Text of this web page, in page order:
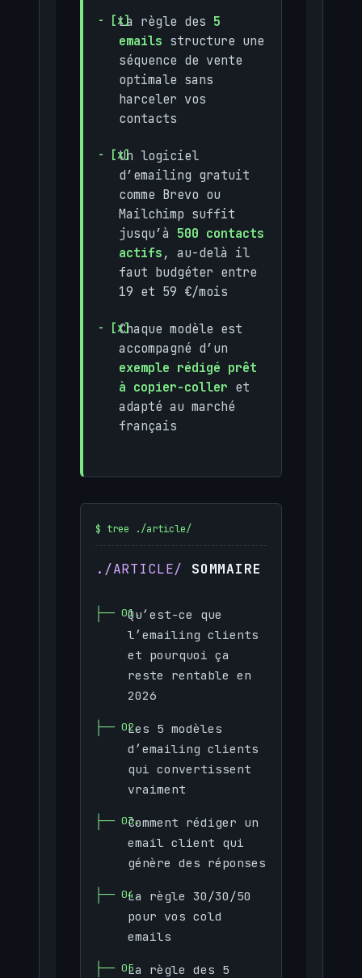
La règle des 5
emails structure une
séquence de vente
optimale sans
harceler vos
contacts
Un logiciel
d’emailing gratuit
comme Brevo ou
Mailchimp suffit
jusqu’à 500 contacts
actifs, au-delà il
faut budgéter entre
19 et 59 €/mois
Chaque modèle est
accompagné d’un
exemple rédigé prêt
à copier-coller et
adapté au marché
français
SOMMAIRE
Qu’est-ce que
l’emailing clients
et pourquoi ça
reste rentable en
2026
Les 5 modèles
d’emailing clients
qui convertissent
vraiment
Comment rédiger un
email client qui
génère des réponses
La règle 30/30/50
pour vos cold
emails
La règle des 5